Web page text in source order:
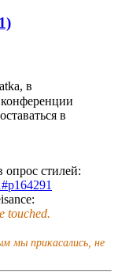
в
в
стилей:
touched.
мы прикасались, не